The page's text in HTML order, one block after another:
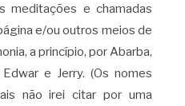
meditações e chamadas
e/ou outros meios de
a princípio, por Abarba,
e Jerry. (Os nomes
não irei citar por uma